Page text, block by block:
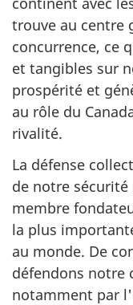
trouve au centre
concurrence, ce
et tangibles sur
prospérité et
au rôle du
rivalité.
La défense
de notre
membre
la plus
au monde. De
défendons notre
notamment par